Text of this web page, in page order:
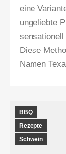
eine
ungeliebte
Diese
Namen
BBQ
Rezepte
Schwein